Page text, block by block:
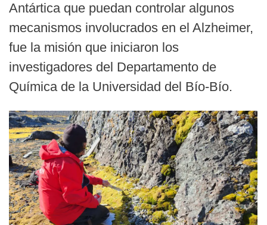
Antártica que puedan controlar algunos
mecanismos involucrados en el Alzheimer,
fue la misión que iniciaron los
investigadores del Departamento de
Química de la Universidad del Bío-Bío.